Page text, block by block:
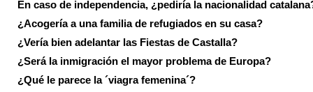
En caso de independencia, ¿pediría la nacionalidad
¿Acogería a una familia de refugiados en su casa?
¿Vería bien adelantar las Fiestas de Castalla?
¿Será la inmigración el mayor problema de Europa?
¿Qué le parece la ´viagra femenina´?